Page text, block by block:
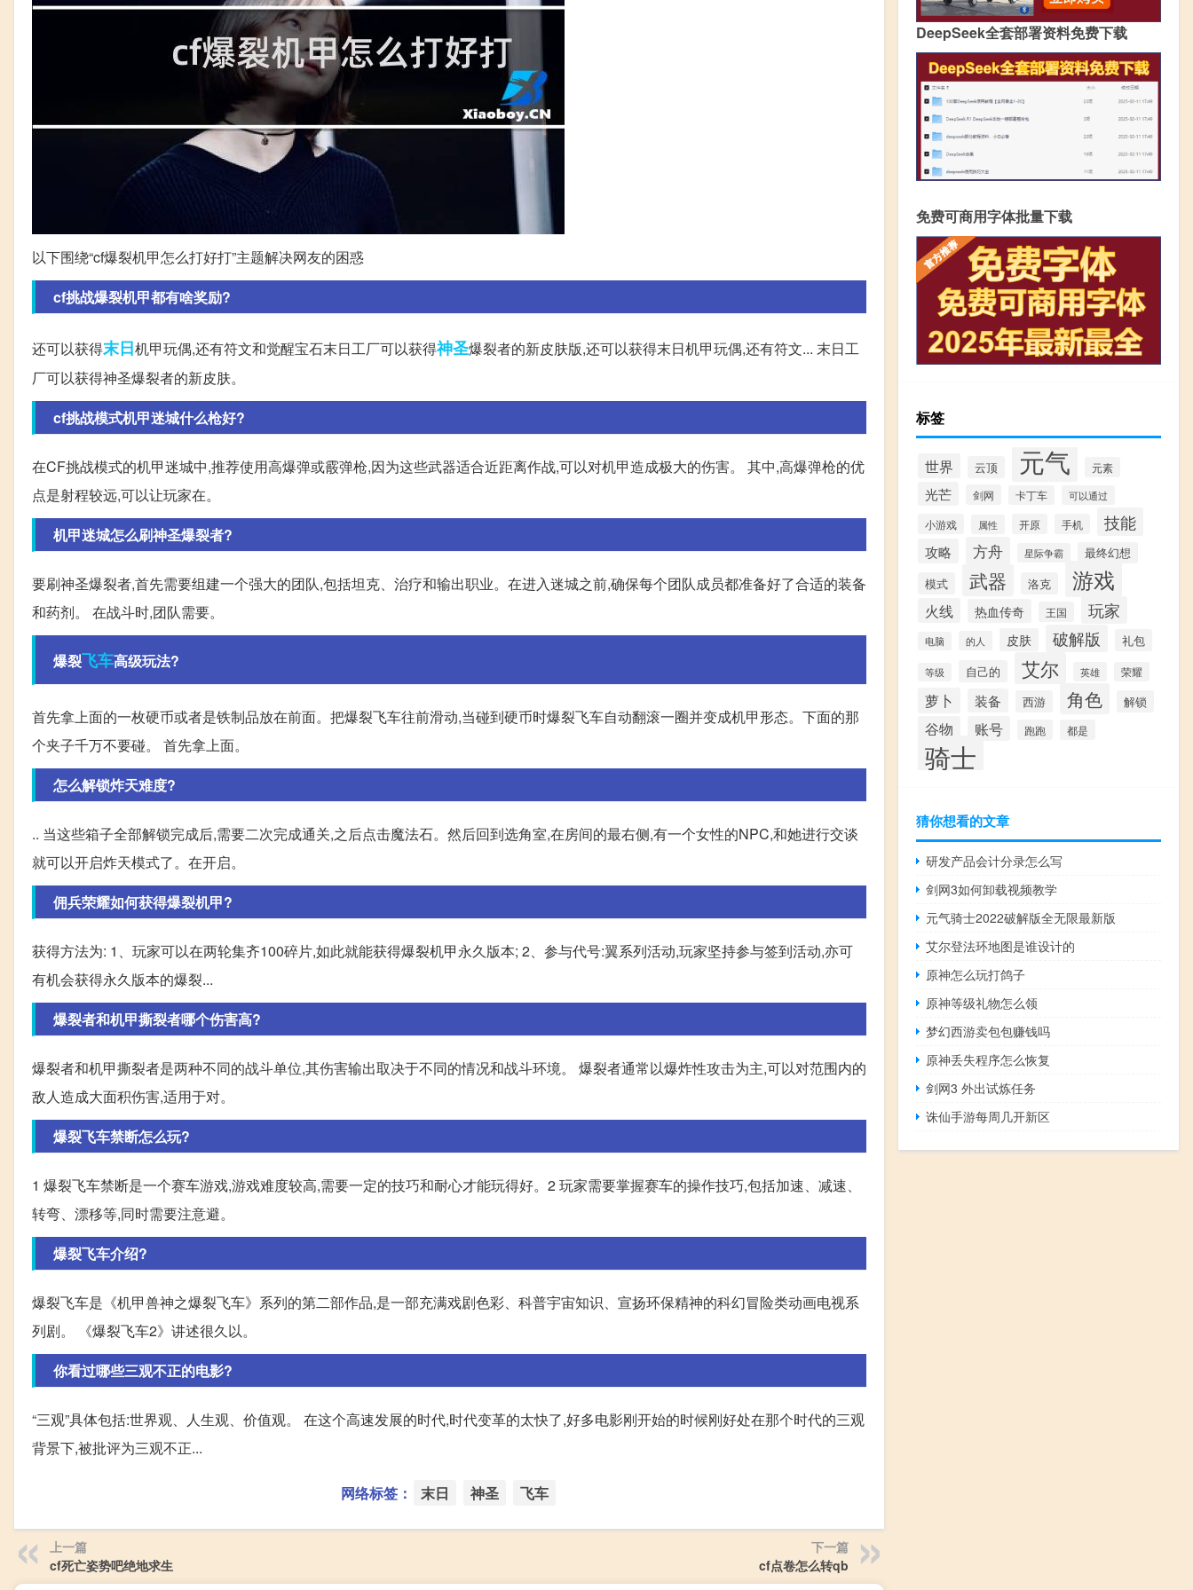
以下围绕“cf爆裂机甲怎么打好打”主题解决网友的困惑
cf挑战爆裂机甲都有啥奖励?
还可以获得末日机甲玩偶,还有符文和觉醒宝石末日工厂可以获得神圣爆裂者的新皮肤版,还可以获得末日机甲玩偶,还有符文... 末日工
厂可以获得神圣爆裂者的新皮肤。
cf挑战模式机甲迷城什么枪好?
在CF挑战模式的机甲迷城中,推荐使用高爆弹或霰弹枪,因为这些武器适合近距离作战,可以对机甲造成极大的伤害。 其中,高爆弹枪的优
点是射程较远,可以让玩家在。
机甲迷城怎么刷神圣爆裂者?
要刷神圣爆裂者,首先需要组建一个强大的团队,包括坦克、治疗和输出职业。在进入迷城之前,确保每个团队成员都准备好了合适的装备
和药剂。 在战斗时,团队需要。
爆裂飞车高级玩法?
首先拿上面的一枚硬币或者是铁制品放在前面。把爆裂飞车往前滑动,当碰到硬币时爆裂飞车自动翻滚一圈并变成机甲形态。下面的那
个夹子千万不要碰。 首先拿上面。
怎么解锁炸天难度?
.. 当这些箱子全部解锁完成后,需要二次完成通关,之后点击魔法石。然后回到选角室,在房间的最右侧,有一个女性的NPC,和她进行交谈
就可以开启炸天模式了。在开启。
佣兵荣耀如何获得爆裂机甲?
获得方法为: 1、玩家可以在两轮集齐100碎片,如此就能获得爆裂机甲永久版本; 2、参与代号:翼系列活动,玩家坚持参与签到活动,亦可
有机会获得永久版本的爆裂...
爆裂者和机甲撕裂者哪个伤害高?
爆裂者和机甲撕裂者是两种不同的战斗单位,其伤害输出取决于不同的情况和战斗环境。 爆裂者通常以爆炸性攻击为主,可以对范围内的
敌人造成大面积伤害,适用于对。
爆裂飞车禁断怎么玩?
1 爆裂飞车禁断是一个赛车游戏,游戏难度较高,需要一定的技巧和耐心才能玩得好。2 玩家需要掌握赛车的操作技巧,包括加速、减速、
转弯、漂移等,同时需要注意避。
爆裂飞车介绍?
爆裂飞车是《机甲兽神之爆裂飞车》系列的第二部作品,是一部充满戏剧色彩、科普宇宙知识、宣扬环保精神的科幻冒险类动画电视系
列剧。 《爆裂飞车2》讲述很久以。
你看过哪些三观不正的电影?
“三观”具体包括:世界观、人生观、价值观。 在这个高速发展的时代,时代变革的太快了,好多电影刚开始的时候刚好处在那个时代的三观
背景下,被批评为三观不正...
网络标签： 末日 神圣 飞车
上一篇
cf死亡姿势吧绝地求生
下一篇
cf点卷怎么转qb
DeepSeek全套部署资料免费下载
免费可商用字体批量下载
标签
世界 云顶 元气 元素
光芒 剑网 卡丁车 可以通过
小游戏 属性 开原 手机 技能
攻略 方舟 星际争霸 最终幻想
模式 武器 洛克 游戏
火线 热血传奇 王国 玩家
电脑 的人 皮肤 破解版 礼包
等级 自己的 艾尔 英雄 荣耀
萝卜 装备 西游 角色 解锁
谷物 账号 跑跑 都是
骑士
猜你想看的文章
研发产品会计分录怎么写
剑网3如何卸载视频教学
元气骑士2022破解版全无限最新版
艾尔登法环地图是谁设计的
原神怎么玩打鸽子
原神等级礼物怎么领
梦幻西游卖包包赚钱吗
原神丢失程序怎么恢复
剑网3 外出试炼任务
诛仙手游每周几开新区